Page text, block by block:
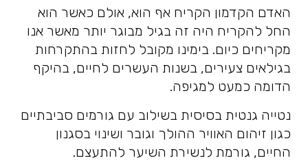
האדם הקדמון הקריח אף הוא, אולם כאשר הוא
החל להקריח היה זה בגיל מבוגר יותר מאשר אנו
מקריחים כיום. בימינו מקובל לחזות בהתקרחות
בגילאים צעירים, בשנות העשרים לחיים, בהיקף
הדומה כמעט למגיפה.
נטייה גנטית בסיסית בשילוב עם גורמים סביבתיים
כגון זיהום האוויר ההולך וגובר ושינוי בסגנון
החיים, גורמת לנשירת השיער להתעצם.